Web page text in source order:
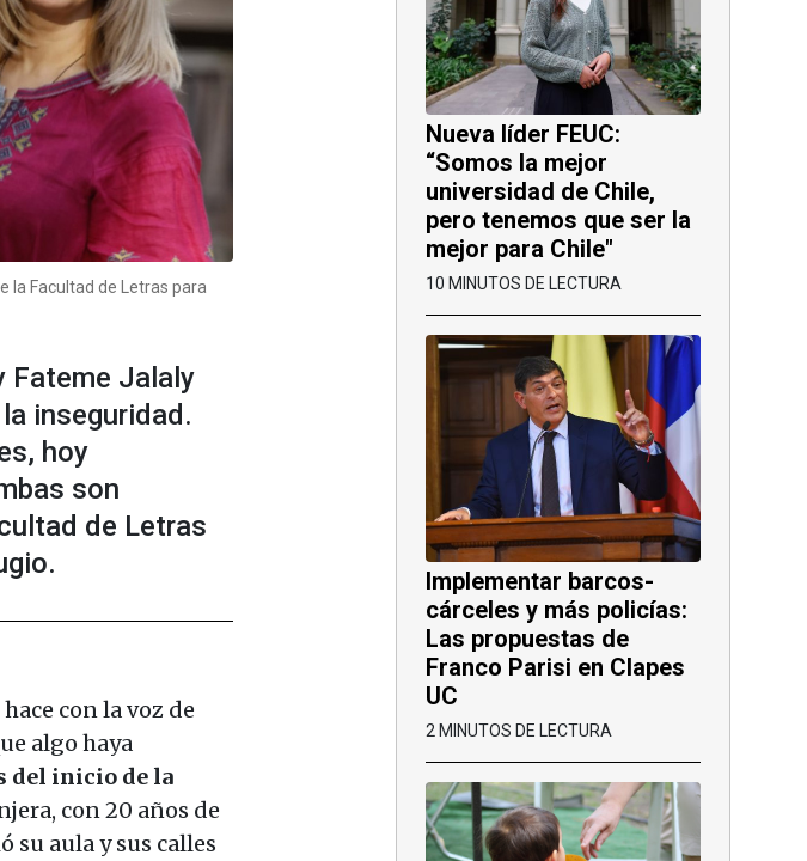
la Facultad de Letras para
Fateme Jalaly
inseguridad.
hoy
son
de Letras
con la voz de
algo haya
del inicio de la
con 20 años de
su aula y sus calles
Nueva líder FEUC:
“Somos la mejor
universidad de Chile,
pero tenemos que ser la
mejor para Chile"
10 MINUTOS DE LECTURA
Implementar barcos-
cárceles y más policías:
Las propuestas de
Franco Parisi en Clapes
UC
2 MINUTOS DE LECTURA